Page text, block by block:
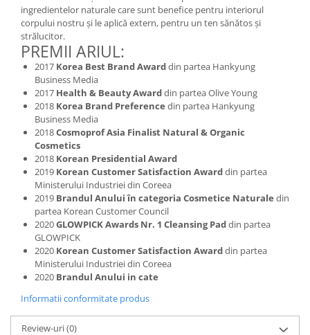
ingredientelor naturale care sunt benefice pentru interiorul
corpului nostru și le aplică extern, pentru un ten sănătos și
strălucitor.
PREMII ARIUL:
2017 Korea Best Brand Awarddin partea Hankyung
Business Media
2017 Health & Beauty Awarddin partea Olive Young
2018 Korea Brand Preference din partea Hankyung
Business Media
2018Cosmoprof Asia Finalist Natural & Organic
Cosmetics
2018 Korean Presidential Award
2019 Korean Customer Satisfaction Awarddin partea
Ministerului Industriei din Coreea
2019 Brandul Anului în categoria Cosmetice Naturale din
partea Korean Customer Council
2020GLOWPICK Awards Nr. 1 Cleansing Paddin partea
GLOWPICK
2020 Korean Customer Satisfaction Awarddin partea
Ministerului Industriei din Coreea
2020 Brandul Anului in cate
Informatii conformitate produs
Review-uri(0)